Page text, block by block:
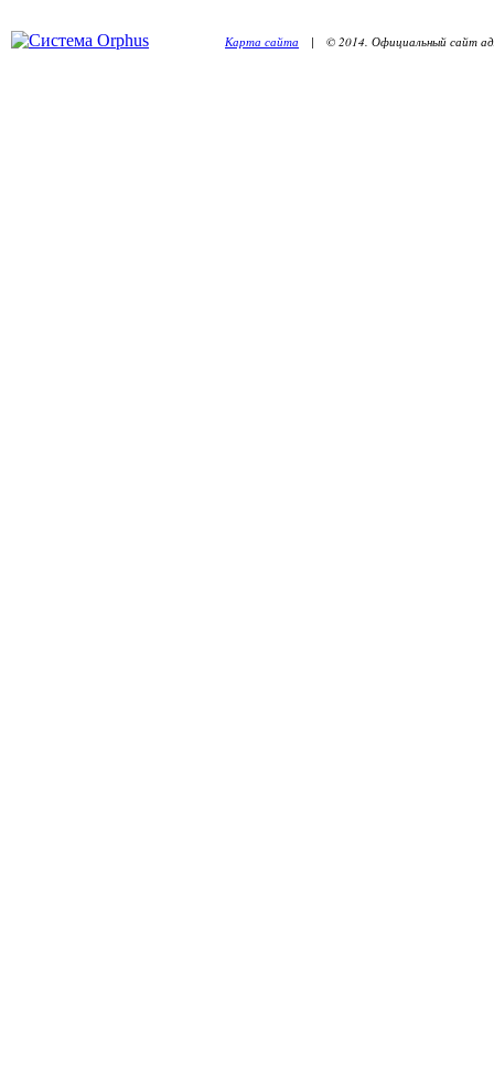
Карта сайта | © 2014. Официальный сайт